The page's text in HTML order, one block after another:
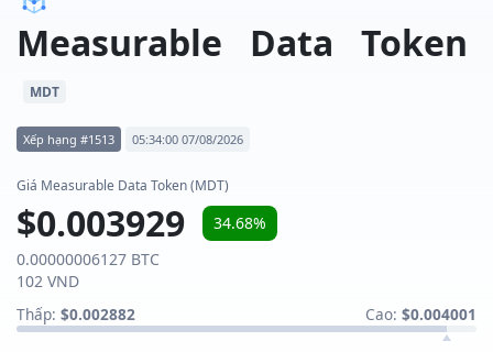
Measurable Data Token
MDT
Xếp hạng #1513 05:34:00 07/08/2026
Giá Measurable Data Token (MDT)
$0.003929
34.68%
0.00000006127 BTC
102 VND
Thấp: $0.002882 Cao: $0.004001